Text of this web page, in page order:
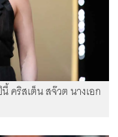
คริสเต็น สจ๊วต นางเอก